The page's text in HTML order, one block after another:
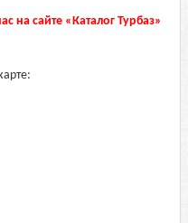
на сайте «Каталог Турбаз»